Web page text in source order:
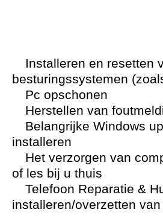
Installeren en resetten
besturingssystemen
Pc opschonen
Herstellen van
Belangrijke Windows
installeren
Het verzorgen van
of les bij u thuis
Telefoon Reparatie &
installeren/overzetten